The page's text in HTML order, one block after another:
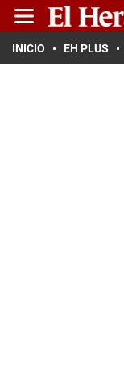
INICIO EH PLUS